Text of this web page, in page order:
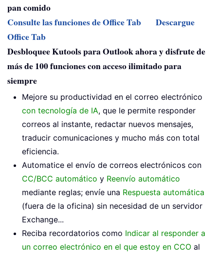
pan comido
Consulte las funciones de Office Tab
Descargue
Office Tab
Desbloquee Kutools para Outlook ahora y disfrute de
más de 100 funciones con acceso ilimitado para
siempre
Mejore su productividad en el correo electrónico
con tecnología de IA, que le permite responder
correos al instante, redactar nuevos mensajes,
traducir comunicaciones y mucho más con total
eficiencia.
Automatice el envío de correos electrónicos con
CC/BCC automático y Reenvío automático
mediante reglas; envíe una Respuesta automática
(fuera de la oficina) sin necesidad de un servidor
Exchange...
Reciba recordatorios como Indicar al responder a
un correo electrónico en el que estoy en CCO al